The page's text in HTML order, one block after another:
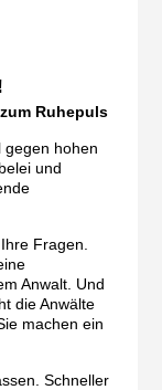
Ruhepuls
gegen hohen
und
Fragen.
Anwalt. Und
die Anwälte
machen ein
Schneller